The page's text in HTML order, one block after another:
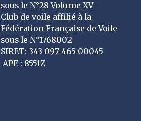
sous le N°28 Volume XV
Club de voile affilié à la
Fédération Française de Voile
sous le N°1768002
SIRET: 343 097 465 00045
APE : 8551Z